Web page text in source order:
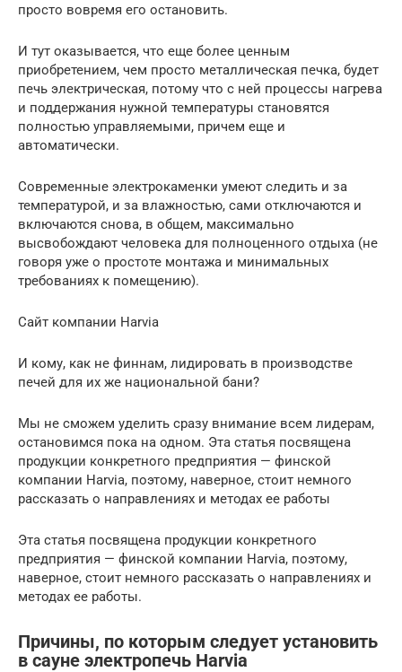
просто вовремя его остановить.
И тут оказывается, что еще более ценным
приобретением, чем просто металлическая печка, будет
печь электрическая, потому что с ней процессы нагрева
и поддержания нужной температуры становятся
полностью управляемыми, причем еще и
автоматически.
Современные электрокаменки умеют следить и за
температурой, и за влажностью, сами отключаются и
включаются снова, в общем, максимально
высвобождают человека для полноценного отдыха (не
говоря уже о простоте монтажа и минимальных
требованиях к помещению).
Сайт компании Harvia
И кому, как не финнам, лидировать в производстве
печей для их же национальной бани?
Мы не сможем уделить сразу внимание всем лидерам,
остановимся пока на одном. Эта статья посвящена
продукции конкретного предприятия — финской
компании Harvia, поэтому, наверное, стоит немного
рассказать о направлениях и методах ее работы
Эта статья посвящена продукции конкретного
предприятия — финской компании Harvia, поэтому,
наверное, стоит немного рассказать о направлениях и
методах ее работы.
Причины, по которым следует установить
в сауне электропечь Harvia